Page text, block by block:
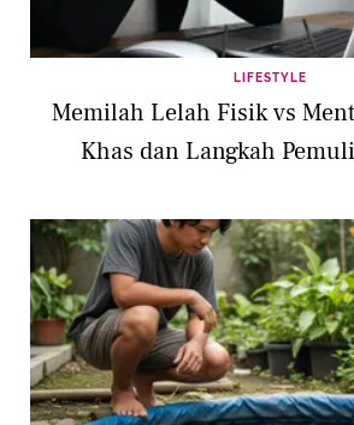
LIFESTYLE
Memilah Lelah Fisik vs
Khas dan Langkah